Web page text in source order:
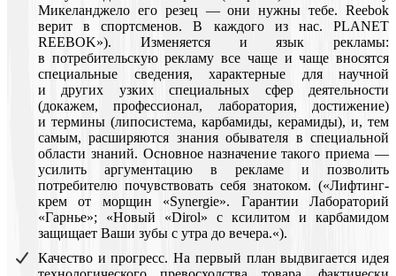
Микеланджело его резец — они нужны тебе. Reebok
верит в спортсменов. В каждого из нас. PLANET
REEBOK»). Изменяется и язык рекламы:
в потребительскую рекламу все чаще и чаще вносятся
специальные сведения, характерные для научной
и других узких специальных сфер деятельности
(докажем, профессионал, лаборатория, достижение)
и термины (липосистема, карбамиды, керамиды), и, тем
самым, расширяются знания обывателя в специальной
области знаний. Основное назначение такого приема —
усилить аргументацию в рекламе и позволить
потребителю почувствовать себя знатоком. («Лифтинг-
крем от морщин «Synergie». Гарантии Лабораторий
«Гарнье»; «Новый «Dirol» с ксилитом и карбамидом
защищает Ваши зубы с утра до вечера.«).
Качество и прогресс. На первый план выдвигается идея